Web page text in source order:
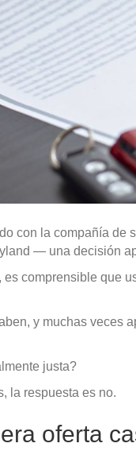
con la compañía de
— una decisión
comprensible que
y muchas veces
justa?
la respuesta es no.
oferta